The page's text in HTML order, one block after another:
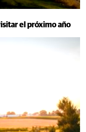
el próximo año